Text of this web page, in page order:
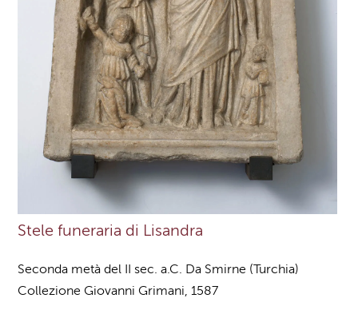
Stele funeraria di Lisandra
Seconda metà del II sec. a.C. Da Smirne (Turchia)
Collezione Giovanni Grimani, 1587